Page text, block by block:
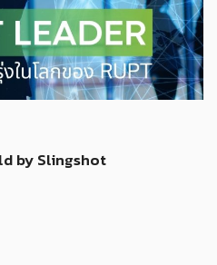
by Slingshot